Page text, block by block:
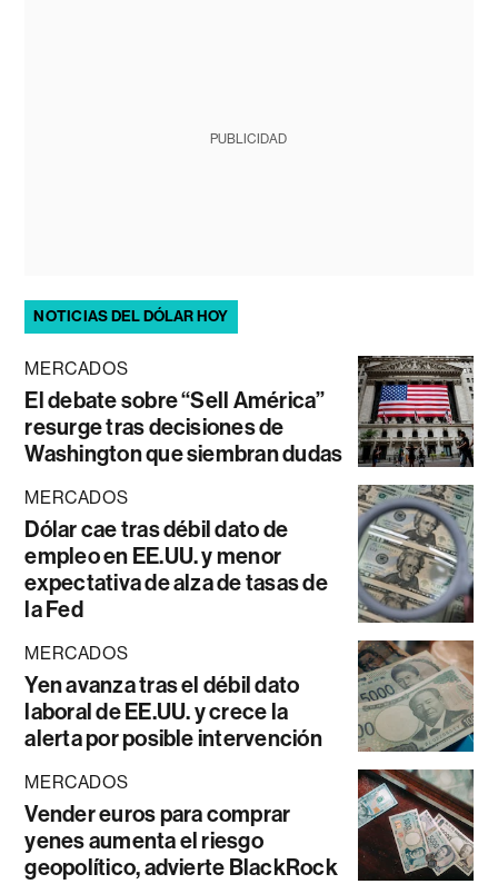
PUBLICIDAD
NOTICIAS DEL DÓLAR HOY
MERCADOS
El debate sobre “Sell América”
resurge tras decisiones de
Washington que siembran dudas
MERCADOS
Dólar cae tras débil dato de
empleo en EE.UU. y menor
expectativa de alza de tasas de
la Fed
MERCADOS
Yen avanza tras el débil dato
laboral de EE.UU. y crece la
alerta por posible intervención
MERCADOS
Vender euros para comprar
yenes aumenta el riesgo
geopolítico, advierte BlackRock